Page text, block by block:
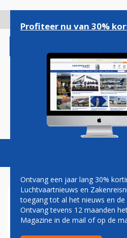
gaan
Magazine
PILOOT
CRASH POOLSE
Profiteer nu van 30%
Ontvang een jaar lang 30%
Luchtvaartnieuws en
toegang tot al het nieuws en de
Ontvang tevens 12 maanden
Magazine in de mail of op de